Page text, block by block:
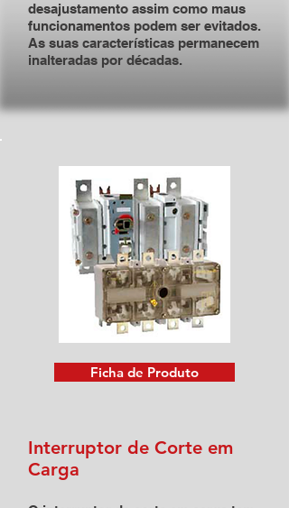
desajustamento assim como maus
funcionamentos podem ser evitados.
As suas características permanecem
inalteradas por décadas.
Ficha de Produto
Interruptor de Corte em
Carga